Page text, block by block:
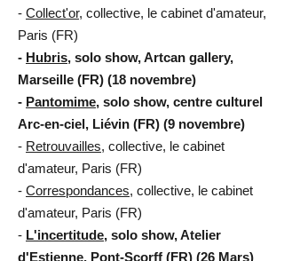
- Collect'or, collective, le cabinet d'amateur,
Paris (FR)
- Hubris, solo show, Artcan gallery,
Marseille (FR) (18 novembre)
- Pantomime, solo show, centre culturel
Arc-en-ciel, Liévin (FR) (9 novembre)
- Retrouvailles, collective, le cabinet
d'amateur, Paris (FR)
- Correspondances, collective, le cabinet
d'amateur, Paris (FR)
- L'incertitude, solo show, Atelier
d'Estienne, Pont-Scorff (FR) (26 Mars)